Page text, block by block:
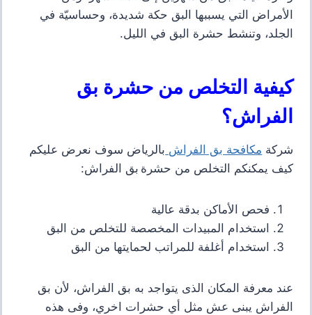
الأمراض التي يسببها البق حكة شديدة، وحساسيّة في
الجلد، وتنشط حشرة البق في الليل.
كيفية التخلص من حشرة بق
الفراش؟
شركة مكافحة بق الفراش بالرياض سوف نعرض عليكم
كيف يمكنكم التخلص من حشرة بق الفراش:
فحص الأماكن بدقة عالية
استخدام المبيدات المخصصة للتخلص من البق
استخدام أغلفة للمراتب لحمايتها من البق
عند معرفة المكان الذى يتواجد به بق الفراش، لأن بق
الفراش يبنى عش مثل أي حشرات اخري، وفى هذه